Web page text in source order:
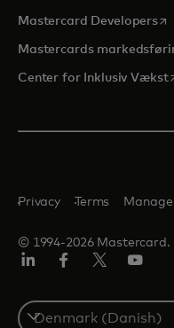
Mastercard Developers
Mastercards
Center for Inklusiv Vækst
© 1994-2026 Mastercard.
Privacy Terms
Select
a